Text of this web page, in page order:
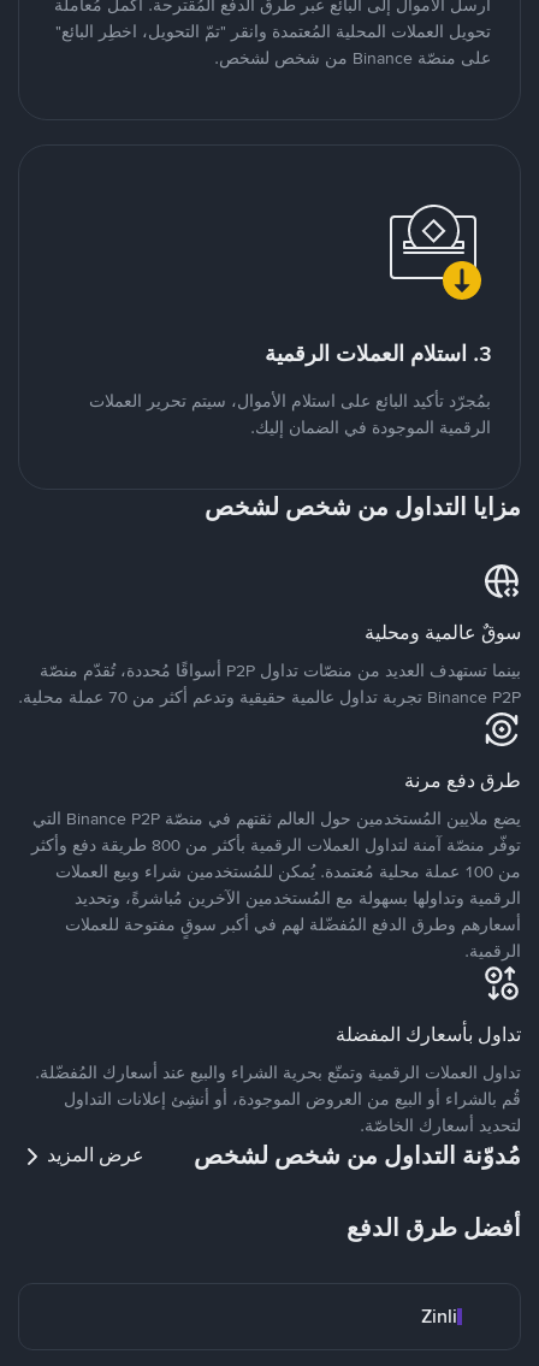
أرسل الأموال إلى البائع عبر طرق الدفع المُقترحة. أكمل مُعاملة
تحويل العملات المحلية المُعتمدة وانقر "تمّ التحويل، اخطِر البائع"
على منصّة Binance من شخص لشخص.
3. استلام العملات الرقمية
بمُجرّد تأكيد البائع على استلام الأموال، سيتم تحرير العملات
الرقمية الموجودة في الضمان إليك.
مزايا التداول من شخص لشخص
سوقٌ عالمية ومحلية
بينما تستهدف العديد من منصّات تداول P2P أسواقًا مُحددة، تُقدّم منصّة
Binance P2P تجربة تداول عالمية حقيقية وتدعم أكثر من 70 عملة محلية.
طرق دفع مرنة
يضع ملايين المُستخدمين حول العالم ثقتهم في منصّة Binance P2P التي
توفّر منصّة آمنة لتداول العملات الرقمية بأكثر من 800 طريقة دفع وأكثر
من 100 عملة محلية مُعتمدة. يُمكن للمُستخدمين شراء وبيع العملات
الرقمية وتداولها بسهولة مع المُستخدمين الآخرين مُباشرةً، وتحديد
أسعارهم وطرق الدفع المُفضّلة لهم في أكبر سوقٍ مفتوحة للعملات
الرقمية.
تداول بأسعارك المفضلة
تداول العملات الرقمية وتمتّع بحرية الشراء والبيع عند أسعارك المُفضّلة.
قُم بالشراء أو البيع من العروض الموجودة، أو أنشِئ إعلانات التداول
لتحديد أسعارك الخاصّة.
مُدوّنة التداول من شخص لشخص عرض المزيد
أفضل طرق الدفع
Zinli